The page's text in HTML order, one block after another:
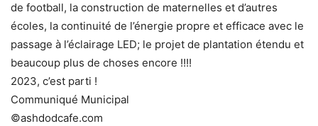
de football, la construction de maternelles et d’autres
écoles, la continuité de l’énergie propre et efficace avec le
passage à l’éclairage LED; le projet de plantation étendu et
beaucoup plus de choses encore !!!!
2023, c’est parti !
Communiqué Municipal
©ashdodcafe.com